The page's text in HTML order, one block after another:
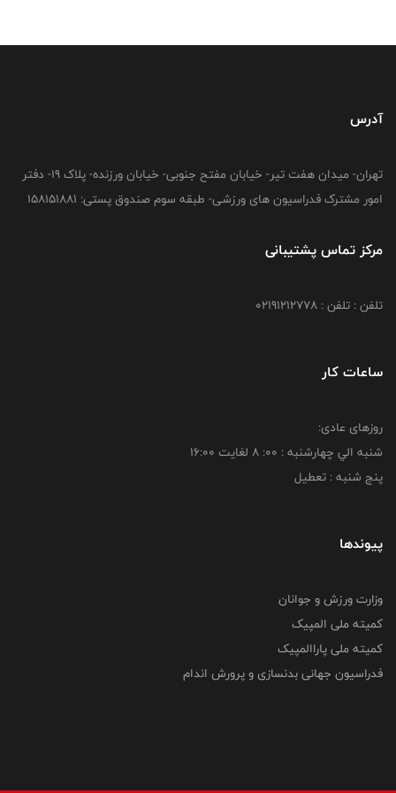
آدرس
تهران- میدان هفت تیر- خیابان مفتح جنوبی- خیابان ورزنده- پلاک 19- دفتر
امور مشترک فدراسیون های ورزشی- طبقه سوم صندوق پستی: 158151881
مرکز تماس پشتیبانی
تلفن : تلفن : 02191212778
ساعات کار
روزهای عادی:
شنبه الي چهارشنبه : 00: 8 لغايت 16:00
پنج شنبه : تعطیل
پیوندها
وزارت ورزش و جوانان
کمیته ملی المپیک
کمیته ملی پاراالمپیک
فدراسیون جهانی بدنسازی و پرورش اندام